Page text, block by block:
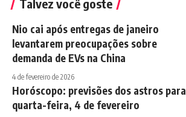
Talvez você goste
Nio cai após entregas de janeiro
levantarem preocupações sobre
demanda de EVs na China
4 de fevereiro de 2026
Horóscopo: previsões dos astros para
quarta-feira, 4 de fevereiro